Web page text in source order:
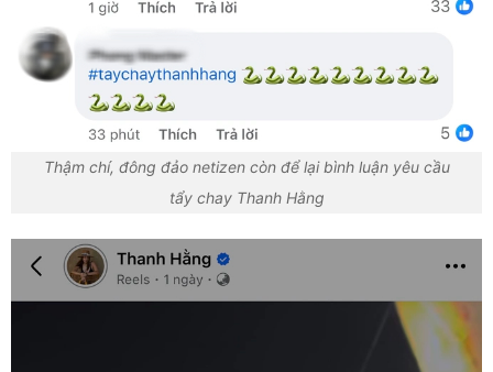
Thậm chí, đông đảo netizen còn để lại bình luận yêu cầu
tẩy chay Thanh Hằng